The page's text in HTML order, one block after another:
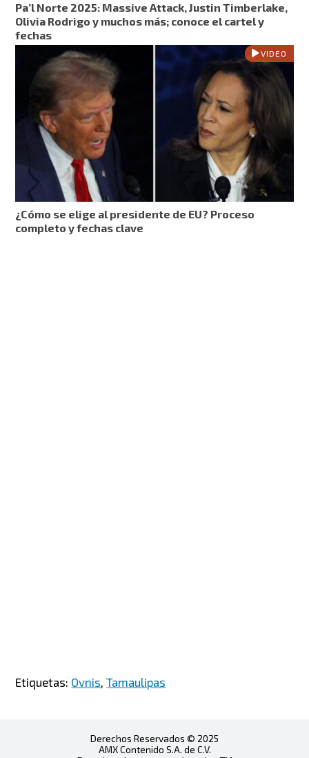
Pa’l Norte 2025: Massive Attack, Justin Timberlake,
Olivia Rodrigo y muchos más; conoce el cartel y
fechas
VIDEO
¿Cómo se elige al presidente de EU? Proceso
completo y fechas clave
Etiquetas: Ovnis,Tamaulipas
Derechos Reservados © 2025
AMX Contenido S.A. de C.V.